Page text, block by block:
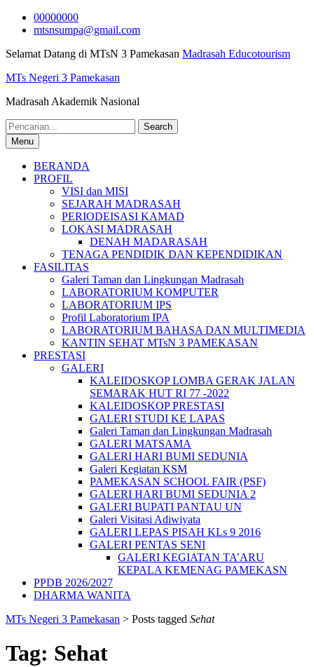
Skip
00000000
mtsnsumpa@gmail.com
Selamat Datang di MTsN 3 Pamekasan Madrasah Educotourism
MTs Negeri 3 Pamekasan
Madrasah Akademik Nasional
Search
for:Menu
BERANDA
PROFIL
VISI dan MISI
SEJARAH MADRASAH
PERIODEISASI KAMAD
LOKASI MADRASAH
DENAH MADARASAH
TENAGA PENDIDIK DAN KEPENDIDIKAN
FASILITAS
Galeri Taman dan Lingkungan Madrasah
LABORATORIUM KOMPUTER
LABORATORIUM IPS
Profil Laboratorium IPA
LABORATORIUM BAHASA DAN MULTIMEDIA
KANTIN SEHAT MTsN 3 PAMEKASAN
PRESTASI
GALERI
KALEIDOSKOP LOMBA GERAK JALAN
SEMARAK HUT RI 77 -2022
KALEIDOSKOP PRESTASI
GALERI STUDI KE LAPAS
Galeri Taman dan Lingkungan Madrasah
GALERI MATSAMA
GALERI HARI BUMI SEDUNIA
Galeri Kegiatan KSM
PAMEKASAN SCHOOL FAIR (PSF)
GALERI HARI BUMI SEDUNIA 2
GALERI BUPATI PANTAU UN
Galeri Visitasi Adiwiyata
GALERI LEPAS PISAH KLs 9 2016
GALERI PENTAS SENI
GALERI KEGIATAN TA’ARU
KEPALA KEMENAG PAMEKASN
PPDB 2026/2027
DHARMA WANITA
MTs Negeri 3 Pamekasan > Posts tagged Sehat
Tag: Sehat